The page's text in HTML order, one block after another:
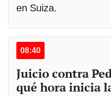
en Suiza.
08:40
Juicio contra
qué hora inicia